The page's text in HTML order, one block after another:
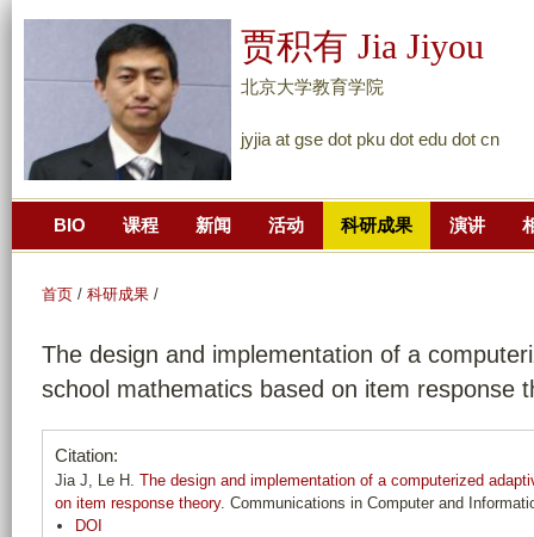
主
分
贾积有 Jia Jiyou
北京大学教育学院
jyjia at gse dot pku dot edu dot cn
BIO 课程 新闻 活动 科研成果 演讲
首页 / 科研成果 /
The design and implementation of a
school mathematics based on item response
Citation:
Jia J, Le H. The design and implementation of a computerized
on item response theory. Communications in Computer and
DOI